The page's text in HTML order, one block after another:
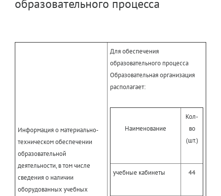
образовательного процесса
Информация о материально-
техническом обеспечении
образовательной
деятельности, в том числе
сведения о наличии
оборудованных учебных
Для обеспечения
образовательного процесса
Образовательная организация
располагает:
Наименование
Кол-
во
(шт.)
учебные кабинеты 44